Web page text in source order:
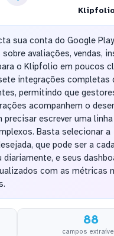
Klipfolio
sua conta do Google
avaliações, vendas,
o Klipfolio em poucos
integrações completas
permitindo que
acompanhem o
escrever uma
Basta selecionar a
que pode ser a
e seus
com as métricas
88
campos